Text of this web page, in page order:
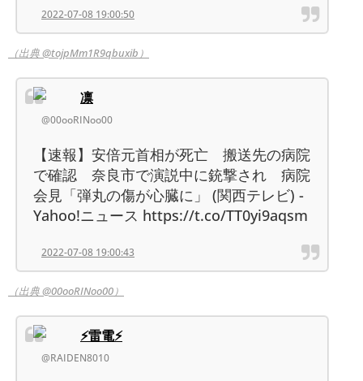
2022-07-08 19:00:50
（出典 @tojpMm1R9qbuxib）
凛
@00ooRINoo00
【速報】安倍元首相が死亡 搬送先の病院
で確認 奈良市で演説中に銃撃され 病院
会見「弾丸の傷が心臓に」 (関西テレビ) -
Yahoo!ニュース https://t.co/TT0yi9aqsm
2022-07-08 19:00:43
（出典 @00ooRINoo00）
⚡雷電⚡
@RAIDEN8010